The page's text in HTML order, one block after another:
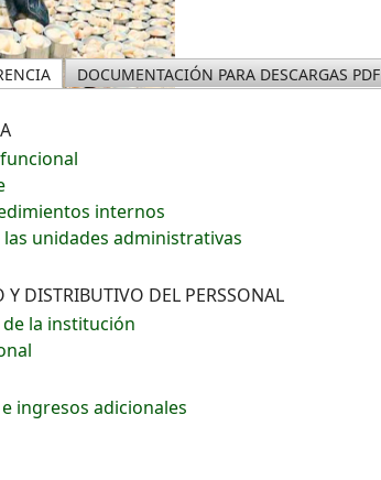
DOCUMENTACIÓN PARA DESCARGAS PDF
internos
unidades administrativas
DISTRIBUTIVO DEL PERSSONAL
la institución
ingresos adicionales